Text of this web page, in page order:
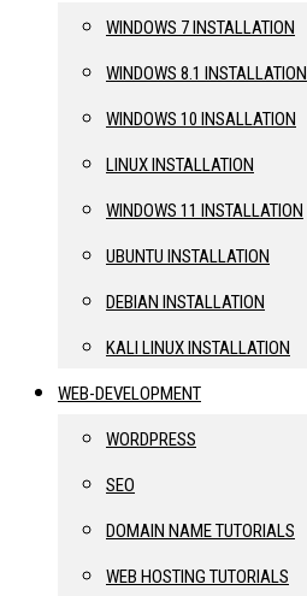
WINDOWS 7 INSTALLATION
WINDOWS 8.1 INSTALLATION
WINDOWS 10 INSALLATION
LINUX INSTALLATION
WINDOWS 11 INSTALLATION
UBUNTU INSTALLATION
DEBIAN INSTALLATION
KALI LINUX INSTALLATION
WEB-DEVELOPMENT
WORDPRESS
SEO
DOMAIN NAME TUTORIALS
WEB HOSTING TUTORIALS